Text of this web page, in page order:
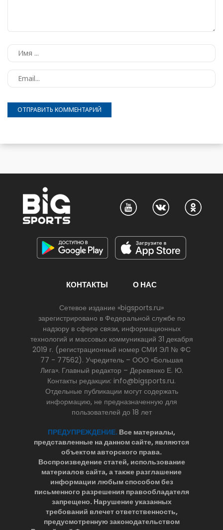
КОНТАКТЫ О НАС
Сетевое издание «bigsports.ru»
зарегистрировано в Федеральной службе по
надзору в сфере связи, информационных
технологий и массовых коммуникаций 31 декабря
2019 г. (регистрационный номер СМИ ЭЛ № ФС
77 - 77562). Учредитель – ООО «Большая
Лига». Главный редактор – Деревянко Е. Ю.
Контакты редакции: info@bigsports.ru.
Отдельные публикации могут содержать
информацию, не предназначенную для
пользователей до 18 лет
ПРЕДУПРЕЖДЕНИЕ. Все материалы,
представленные на данном сайте, являются
объектом авторского права.
Воспроизведение статей, использование
материалов сайта, а также разглашение
информации любым способом без
письменного разрешения правообладателя
запрещено. Нарушение указанных
требований влечет ответственность,
предусмотренную законодательством